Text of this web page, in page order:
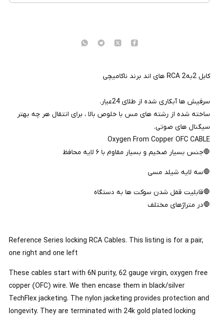
کابل 2به2 RCA های اند برند ناکامیچی
سرفیش ها آبکاری شده از طلای 24عیار.
ساخته شده از رشته های مس با خلوص بالا ، برای انتقال هر چه بهتر
سیگنال های صوتی.
Oxygen From Copper OFC CABLE
🛑جنس بسیار ضخیم و بسیار مقاوم با ۶ لایه محافظ
🛑سه لایه شیلد مسی
🛑قابلیت قفل شدن سوکت ها به دستگاه
🛑در متراژهای مختلف
Reference Series locking RCA Cables. This listing is for a pair,
one right and one left
These cables start with 6N purity, 62 gauge virgin, oxygen free
copper (OFC) wire. We then encase them in black/silver
TechFlex jacketing. The nylon jacketing provides protection and
longevity. They are terminated with 24k gold plated locking